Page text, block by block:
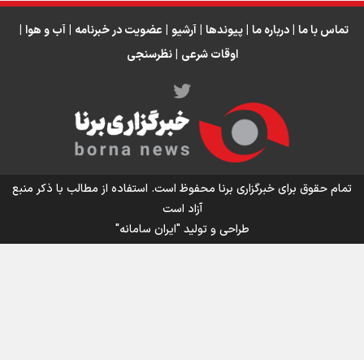
اینفو برنا / توصیه‌هایی طلایی برای پیاده روی اربعین
انتظار حضور تیم‌های بزرگ مثل استقلال در لیگ هستیم
تماس با ما | درباره ما | پیوندها | آرشیو | عضویت در خبرنامه | آب و هوا |
اوقات شرعی | نظرسنجی
تمام حقوق برای خبرگزاری برنا محفوظ است. استفاده از مطالب با ذکر منبع
آزاد است
طراحی و تولید"ایران سامانه"